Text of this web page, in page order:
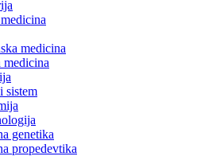
medicina
medicina
sistem
genetika
propedevtika